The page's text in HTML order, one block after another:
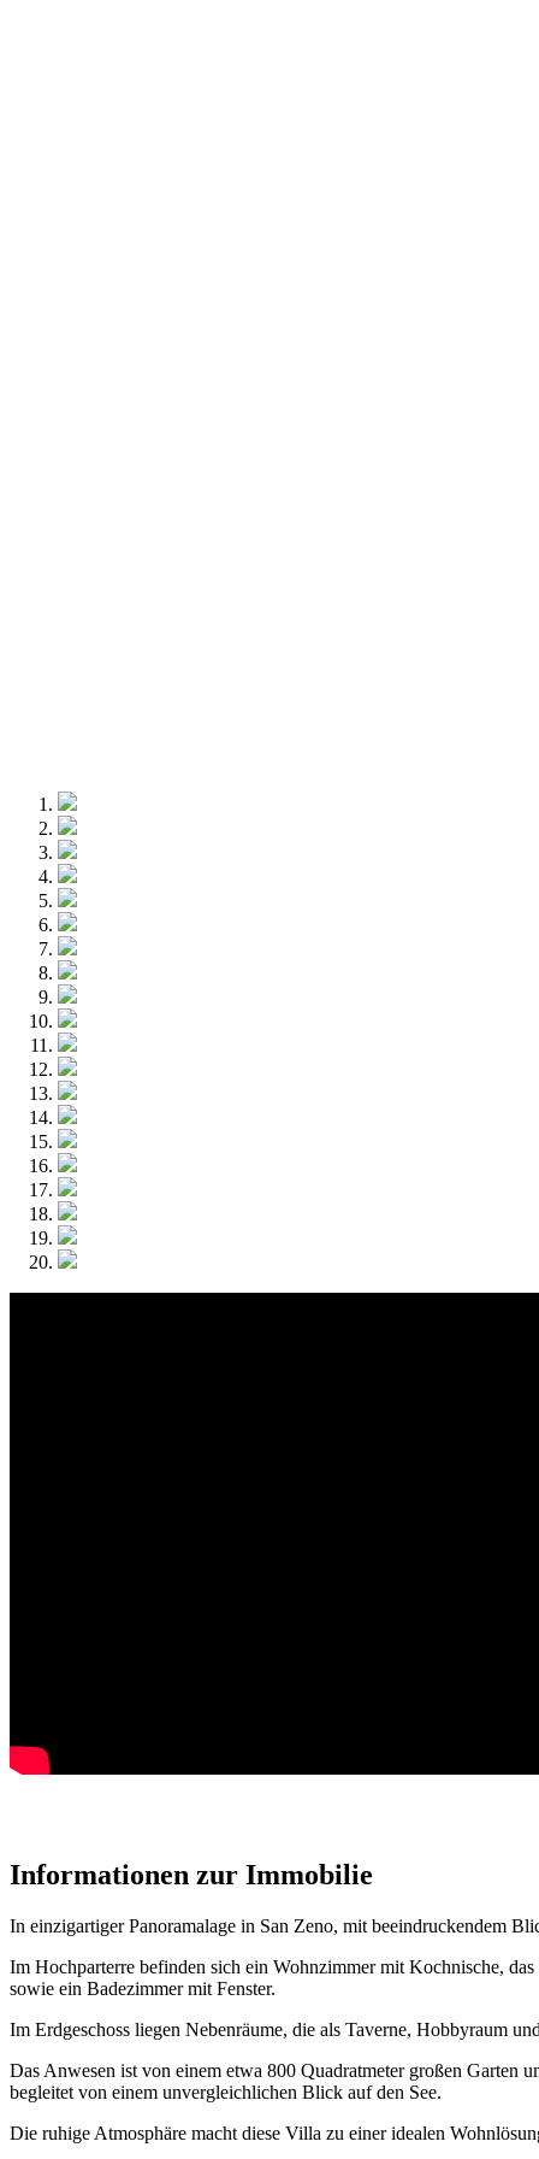
Informationen zur Immobilie
In einzigartiger Panoramalage in San Zeno, mit beeindruckendem
Im Hochparterre befinden sich ein Wohnzimmer mit Kochnische,
sowie ein Badezimmer mit Fenster.
Im Erdgeschoss liegen Nebenräume, die als Taverne, Hobbyraum
Das Anwesen ist von einem etwa 800 Quadratmeter großen Garten
begleitet von einem unvergleichlichen Blick auf den See.
Die ruhige Atmosphäre macht diese Villa zu einer idealen